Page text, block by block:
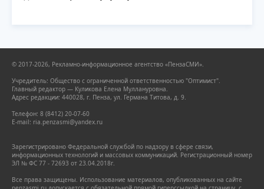
© 2017-2026, Рекламно-информационное агентство «ПензаСМИ».
Учредитель: Общество с ограниченной ответственностью "Оптимист".
Главный редактор — Куликова Елена Муллануровна.
Адрес редакции: 440028, г. Пенза, ул. Германа Титова, д. 9.
Телефон: 8 (8412) 20-07-60
E-mail: ria.penzasmi@yandex.ru
Зарегистрировано Федеральной службой по надзору в сфере связи,
информационных технологий и массовых коммуникаций. Регистрационный номер
ЭЛ № ФС 77 - 72693 от 23.04.2018г.
Все права защищены. Использование материалов, опубликованных на сайте